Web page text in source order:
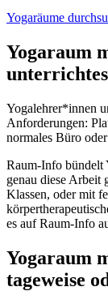
Yogaräume
Yogaraum
Yogalehrer*innen
Anforderungen:
normales Büro
Raum-Info bündelt
genau diese Arbeit
Klassen, oder mit
es auf Raum-Info
Yogaraum
tageweise